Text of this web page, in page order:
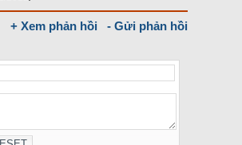
+ Xem phản hồi - Gửi phản hồi